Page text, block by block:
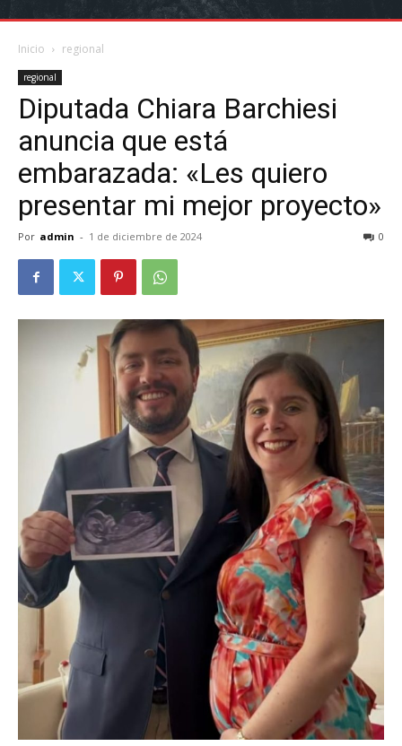
Inicio regional
regional
Diputada Chiara Barchiesi
anuncia que está
embarazada: «Les quiero
presentar mi mejor proyecto»
Por admin - 1 de diciembre de 2024 0